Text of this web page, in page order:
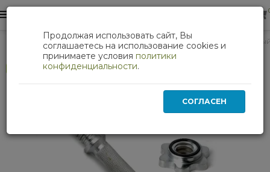
Силовые тренажеры Гриф гантельный
Продолжая использовать сайт, Вы
соглашаетесь на использование cookies и
принимаете условия политики
конфиденциальности.
СОГЛАСЕН